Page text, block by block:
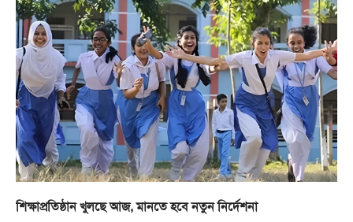
শিক্ষাপ্রতিষ্ঠান খুলছে আজ, মানতে হবে নতুন নির্দেশনা